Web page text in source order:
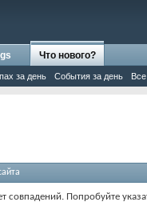
Что нового?
за день События за день
совпадений. Попробуйте